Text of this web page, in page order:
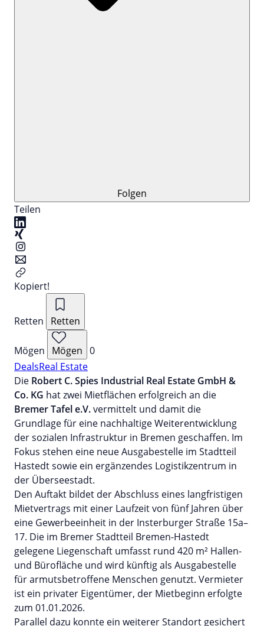
Folgen
Teilen
Kopiert!
Retten Retten
Mögen Mögen 0
DealsReal Estate
Die Robert C. Spies Industrial Real Estate GmbH &
Co. KG hat zwei Mietflächen erfolgreich an die
Bremer Tafel e.V.vermittelt und damit die
Grundlage für eine nachhaltige Weiterentwicklung
der sozialen Infrastruktur in Bremen geschaffen. Im
Fokus stehen eine neue Ausgabestelle im Stadtteil
Hastedt sowie ein ergänzendes Logistikzentrum in
der Überseestadt.
Den Auftakt bildet der Abschluss eines langfristigen
Mietvertrags mit einer Laufzeit von fünf Jahren über
eine Gewerbeeinheit in der Insterburger Straße 15a–
17. Die im Bremer Stadtteil Bremen-Hastedt
gelegene Liegenschaft umfasst rund 420 m² Hallen-
und Bürofläche und wird künftig als Ausgabestelle
für armutsbetroffene Menschen genutzt. Vermieter
ist ein privater Eigentümer, der Mietbeginn erfolgte
zum 01.01.2026.
Parallel dazu konnte ein weiterer Standort gesichert